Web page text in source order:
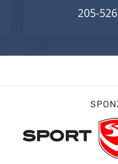
205-